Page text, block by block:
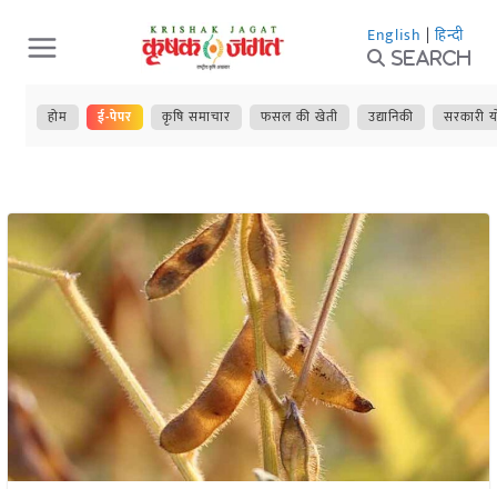
Skip
to
content
English | हिन्दी
Search
होम ई-पेपर कृषि समाचार फसल की खेती उद्यानिकी सरकारी